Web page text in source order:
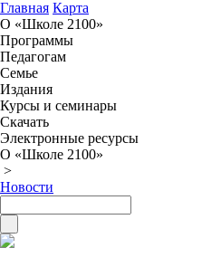
Главная Карта
О «Школе 2100»
Программы
Педагогам
Семье
Издания
Курсы и семинары
Скачать
Электронные ресурсы
О «Школе 2100»
>
Новости